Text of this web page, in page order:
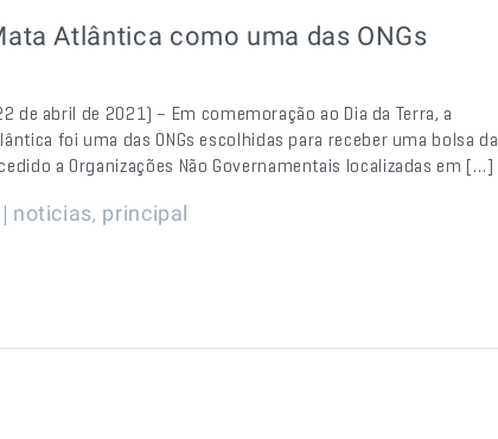
Atlântica como uma das ONGs
de abril de 2021) – Em comemoração ao Dia da Terra, a
foi uma das ONGs escolhidas para receber uma bolsa da
a Organizações Não Governamentais localizadas em […]
noticias, principal